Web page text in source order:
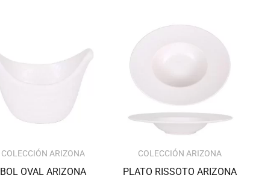
COLECCIÓN ARIZONA
BOL OVAL ARIZONA
es:
230.41€.
COLECCIÓN ARIZONA
PLATO RISSOTO ARIZONA
precio precio
actual